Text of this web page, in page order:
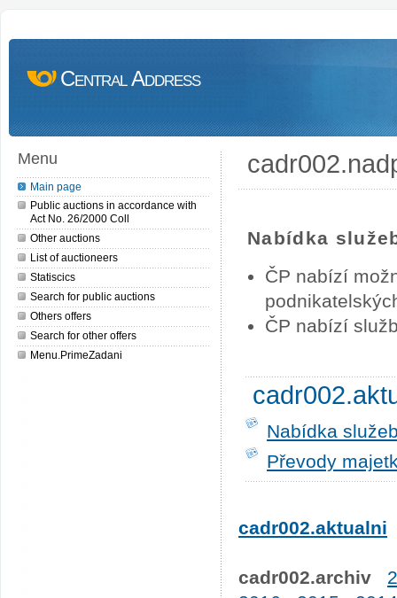
Central Address
Menu
Main page
Public auctions in accordance with
Act No. 26/2000 Coll
Other auctions
List of auctioneers
Statiscics
Search for public auctions
Others offers
Search for other offers
Menu.PrimeZadani
Nabídka
ČP nabízí
ČP nabízí
Nabídka
Převody
cadr002.aktualni
cadr002.archiv